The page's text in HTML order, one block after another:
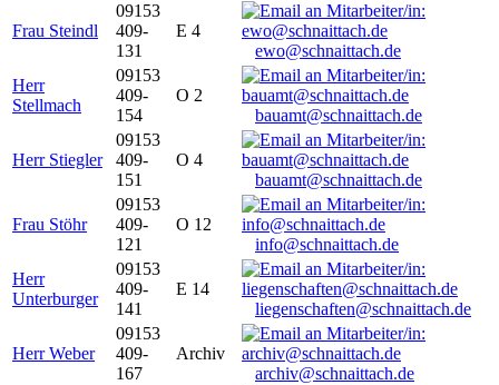
Frau Steindl
09153
409-
131
E 4
ewo@schnaittach.de
Herr
Stellmach
09153
409-
154
O 2
bauamt@schnaittach.de
Herr Stiegler
09153
409-
151
O 4
bauamt@schnaittach.de
Frau Stöhr
09153
409-
121
O 12
info@schnaittach.de
Herr
Unterburger
09153
409-
141
E 14
liegenschaften@schnaittach.de
Herr Weber
09153
409-
167
Archiv
archiv@schnaittach.de